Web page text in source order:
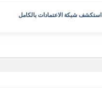
استكشف شبكة الاعتمادات بالكامل